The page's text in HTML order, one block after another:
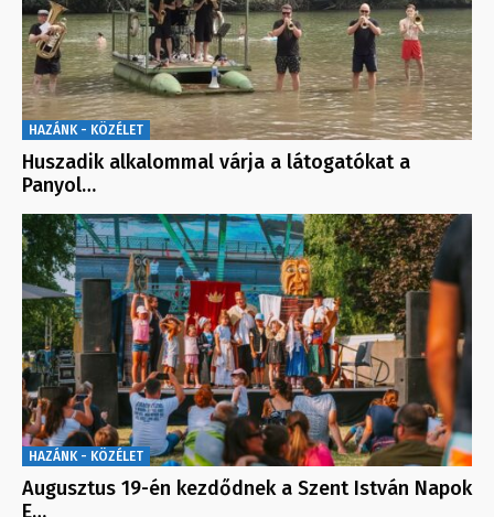
HAZÁNK - KÖZÉLET
Huszadik alkalommal várja a látogatókat a
Panyol…
HAZÁNK - KÖZÉLET
Augusztus 19-én kezdődnek a Szent István Napok
E…